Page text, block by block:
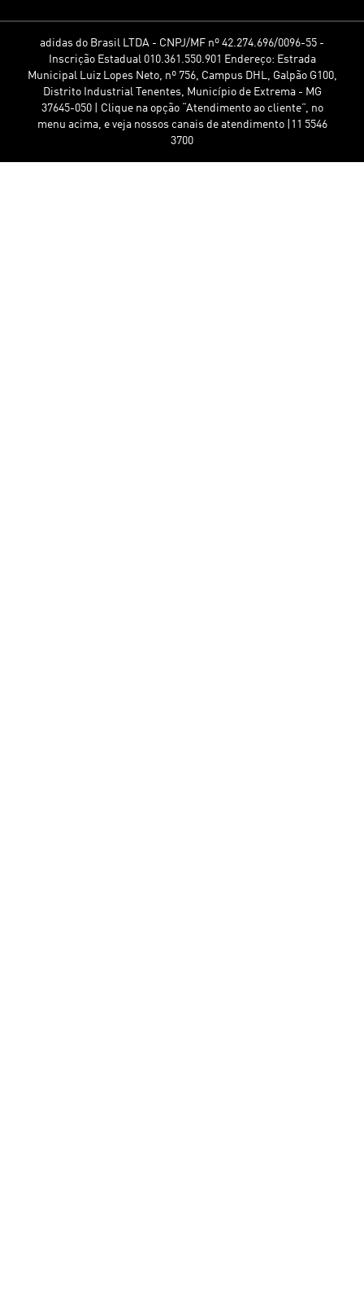
adidas do Brasil LTDA - CNPJ/MF nº 42.274.696/0096-55 -
Inscrição Estadual 010.361.550.901 Endereço: Estrada
Municipal Luiz Lopes Neto, nº 756, Campus DHL, Galpão G100,
Distrito Industrial Tenentes, Município de Extrema - MG
37645-050 | Clique na opção “Atendimento ao cliente”, no
menu acima, e veja nossos canais de atendimento |11 5546
3700